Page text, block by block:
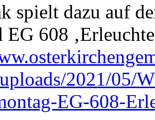
spielt dazu auf
EG 608
2021/05/
EG-608-